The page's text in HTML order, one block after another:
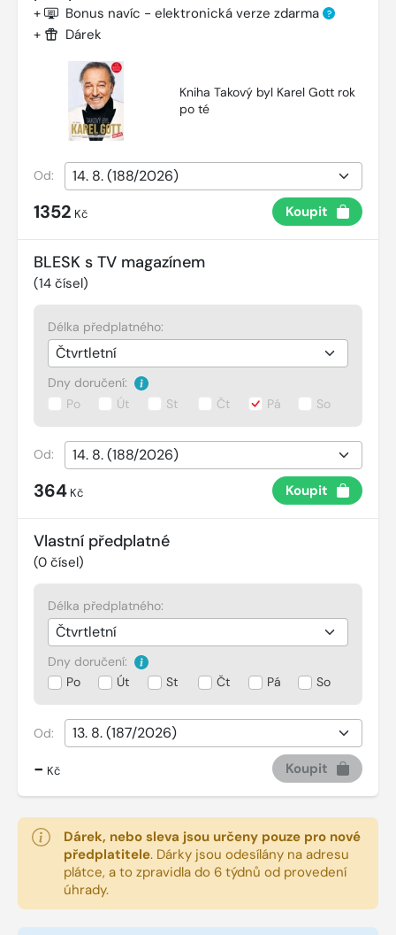
+ Bonus navíc - elektronická verze zdarma ?
+ Dárek
Kniha Takový byl Karel Gott rok
po té
Od:
1352 Kč Koupit
BLESK s TV magazínem
(14 čísel)
Délka předplatného:
Dny doručení:
Po
Út St Čt Pá So
Od:
364 Kč Koupit
Vlastní předplatné
(0 čísel)
Délka předplatného:
Dny doručení:
Po
Út St Čt Pá So
Od:
- Kč Koupit
Dárek, nebo sleva jsou určeny pouze pro nové
předplatitele. Dárky jsou odesílány na adresu
plátce, a to zpravidla do 6 týdnů od provedení
úhrady.